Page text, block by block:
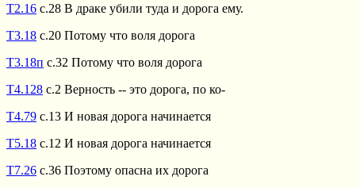
Т2.16 с.28 В драке убили туда и дорога ему.
Т3.18 с.20 Потому что воля дорога
Т3.18п с.32 Потому что воля дорога
Т4.128 с.2 Верность -- это дорога, по ко-
Т4.79 с.13 И новая дорога начинается
Т5.18 с.12 И новая дорога начинается
Т7.26 с.36 Поэтому опасна их дорога